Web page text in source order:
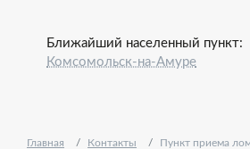
Ближайший населенный пункт:
Комсомольск-на-Амуре
Главная Контакты Пункт приема